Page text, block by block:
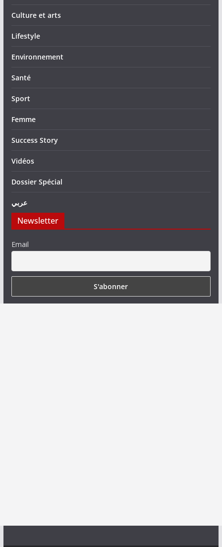
Culture et arts
Lifestyle
Environnement
Santé
Sport
Femme
Success Story
Vidéos
Dossier Spécial
عربي
Newsletter
Email